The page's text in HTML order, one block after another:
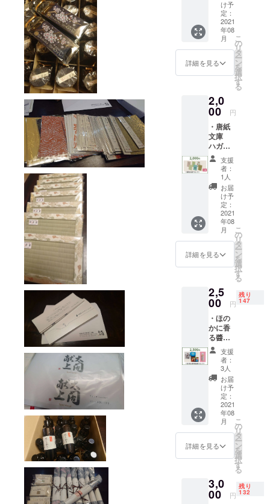
を豊国
神社へ
献上品
と一緒
に奉納
(葉月
書・希
望者の
み） ・
まちめ
ぐり
マップ
け予
定：
2021
年08
月
詳細を見る
こ
の
リ
タ
ー
ン
を
選
択
す
る
2,0
00 円
・唐紙
文庫
ハガキ
２種類
（京か
らかみ
丸二）
(絵柄は
当店の
セレク
ト) ・感
謝、お
礼メー
ル ・ご
支援者
皆様の
を豊国
神社へ
献上品
と一緒
に奉納
(葉月
書・希
望者の
み） ・
聚楽第
まちめ
ぐり
マップ
支援
者：
1人
お届
け予
定：
2021
年08
月
詳細を見る
こ
の
リ
タ
ー
ン
を
選
択
す
る
2,5
00 円
残り
147
・ほの
かに香
る醬油
の飴(澤
井醬油)
(缶の色
は澤井
醤油セ
レク
ト） ・
梅×甘酒
「白い
銀明
水」
(佐々木
酒造協
・感
謝、お
礼メー
支援
者：
3人
お届
け予
定：
2021
年08
月
詳細を見る
こ
の
リ
タ
ー
ン
を
選
択
す
る
3,0
00 円
残り
132